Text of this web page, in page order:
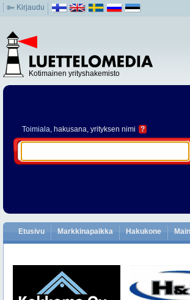
Kirjaudu
Kotimainen yrityshakemisto
Toimiala, hakusana, yrityksen nimi ?
Etusivu Markkinapaikka Hakukone